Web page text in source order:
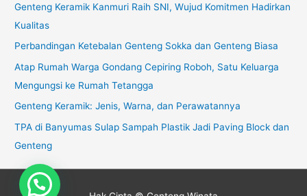
k
:
Genteng Keramik Kanmuri Raih SNI, Wujud Komitmen Hadirkan
Kualitas
Perbandingan Ketebalan Genteng Sokka dan Genteng Biasa
Atap Rumah Warga Gondang Cepiring Roboh, Satu Keluarga
Mengungsi ke Rumah Tetangga
Genteng Keramik: Jenis, Warna, dan Perawatannya
TPA di Banyumas Sulap Sampah Plastik Jadi Paving Block dan
Genteng